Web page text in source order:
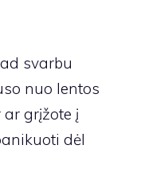
svarbu
nuo lentos
grįžote į
dėl